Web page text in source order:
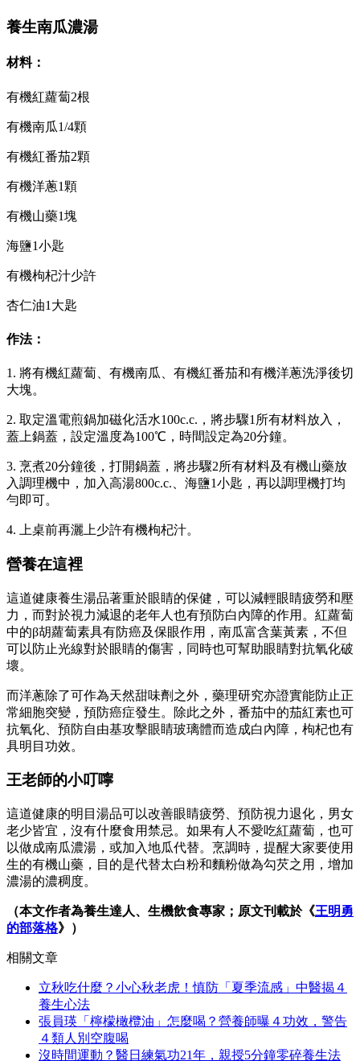
養生南瓜濃湯
材料：
有機紅蘿蔔2根
有機南瓜1/4顆
有機紅番茄2顆
有機洋蔥1顆
有機山藥1塊
海鹽1小匙
有機枸杞汁少許
杏仁油1大匙
作法：
1. 將有機紅蘿蔔、有機南瓜、有機紅番茄和有機洋蔥洗淨後切
大塊。
2. 取定溫電煎鍋加磁化活水100c.c.，將步驟1所有材料放入，
蓋上鍋蓋，設定溫度為100℃，時間設定為20分鐘。
3. 烹煮20分鐘後，打開鍋蓋，將步驟2所有材料及有機山藥放
入調理機中，加入高湯800c.c.、海鹽1小匙，再以調理機打均
勻即可。
4. 上桌前再灑上少許有機枸杞汁。
營養在這裡
這道健康養生湯品著重於眼睛的保健，可以減輕眼睛疲勞和壓
力，而對於視力減退的老年人也有預防白內障的作用。紅蘿蔔
中的β胡蘿蔔素具有防癌及保眼作用，南瓜富含葉黃素，不但
可以防止光線對於眼睛的傷害，同時也可幫助眼睛對抗氧化破
壞。
而洋蔥除了可作為天然甜味劑之外，藥理研究亦證實能防止正
常細胞突變，預防癌症發生。除此之外，番茄中的茄紅素也可
抗氧化、預防自由基攻擊眼睛玻璃體而造成白內障，枸杞也有
具明目功效。
王老師的小叮嚀
這道健康的明目湯品可以改善眼睛疲勞、預防視力退化，男女
老少皆宜，沒有什麼食用禁忌。如果有人不愛吃紅蘿蔔，也可
以做成南瓜濃湯，或加入地瓜代替。烹調時，提醒大家要使用
生的有機山藥，目的是代替太白粉和麵粉做為勾芡之用，增加
濃湯的濃稠度。
（本文作者為養生達人、生機飲食專家；原文刊載於《王明勇
的部落格》）
相關文章
立秋吃什麼？小心秋老虎！慎防「夏季流感」中醫揭４
養生心法
張員瑛「檸檬橄欖油」怎麼喝？營養師曝４功效，警告
４類人別空腹喝
沒時間運動？醫日練氣功21年，親授5分鐘零碎養生法